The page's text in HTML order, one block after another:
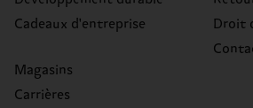
Cadeaux d'entreprise
Magasins
Carrières
Droit